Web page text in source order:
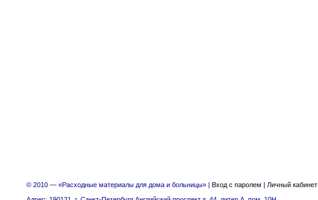
© 2010 — «Расходные материалы для дома и больницы» | Вход с паролем | Личный кабинет